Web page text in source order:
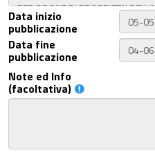
Data inizio
pubblicazione
Data fine
pubblicazione
Note ed Info
(facoltativa)